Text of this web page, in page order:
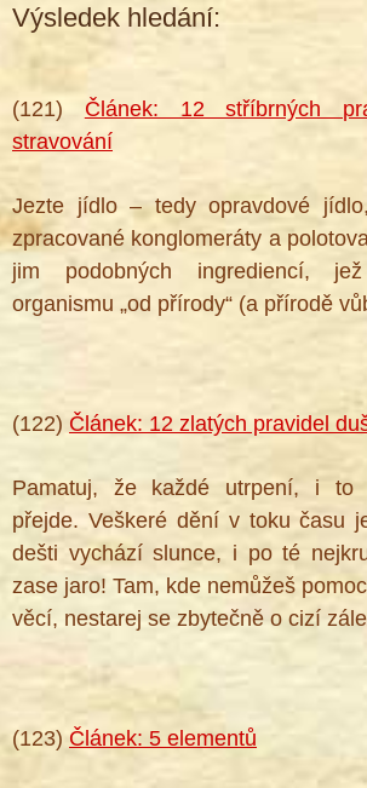
Výsledek hledání:
(121) Článek: 12 stříbrných
stravování
Jezte jídlo – tedy opravdové
zpracované konglomeráty a
jim podobných ingrediencí,
organismu „od přírody“ (a přírodě
(122) Článek: 12 zlatých pravidel
Pamatuj, že každé utrpení, i to
přejde. Veškeré dění v toku času
dešti vychází slunce, i po té
zase jaro! Tam, kde nemůžeš
věcí, nestarej se zbytečně o cizí
(123) Článek: 5 elementů